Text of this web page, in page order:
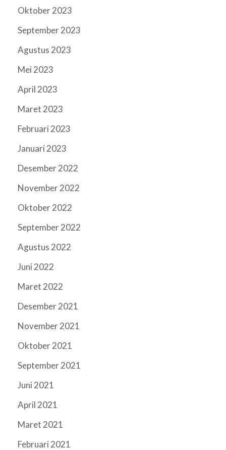
Oktober 2023
September 2023
Agustus 2023
Mei 2023
April 2023
Maret 2023
Februari 2023
Januari 2023
Desember 2022
November 2022
Oktober 2022
September 2022
Agustus 2022
Juni 2022
Maret 2022
Desember 2021
November 2021
Oktober 2021
September 2021
Juni 2021
April 2021
Maret 2021
Februari 2021